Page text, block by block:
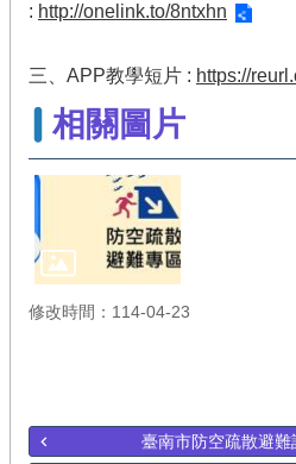
: http://onelink.to/8ntxhn
三、APP教學短片 : https://
相關圖片
修改時間：114-04-23
臺南市防空疏散避難